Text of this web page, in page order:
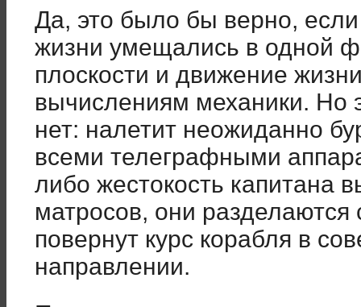
Да, это было бы верно,
жизни умещались в одной
плоскости и движение
вычислениям механики. Но
нет: налетит неожиданно
всеми телеграфными
либо жестокость капитана
матросов, они разделаются
повернут курс корабля в
направлении.